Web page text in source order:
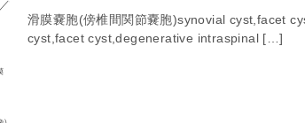
滑膜嚢胞(傍椎間関節嚢胞)synovial cyst,facet
cyst,facet cyst,degenerative intraspinal […]